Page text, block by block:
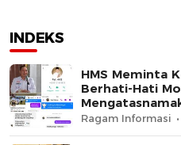
INDEKS
HMS Meminta
Berhati-Hati
Ragam Informasi